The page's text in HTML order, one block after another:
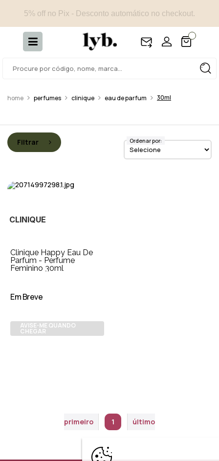
5% off no Pix - Desconto automático no checkout.
perfumes clinique eau de parfum 30ml
Filtrar Ordenar por:
CLINIQUE
Clinique Happy Eau De
Parfum - Perfume
Feminino 30ml
Em Breve
AVISE-ME QUANDO
CHEGAR
primeiro 1 último